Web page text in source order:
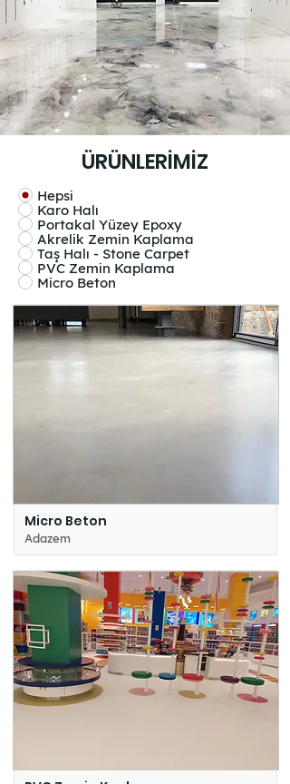
ÜRÜNLERİMİZ
Hepsi
Karo Halı
Portakal Yüzey Epoxy
Akrelik Zemin Kaplama
Taş Halı - Stone Carpet
PVC Zemin Kaplama
Micro Beton
Micro Beton
Adazem